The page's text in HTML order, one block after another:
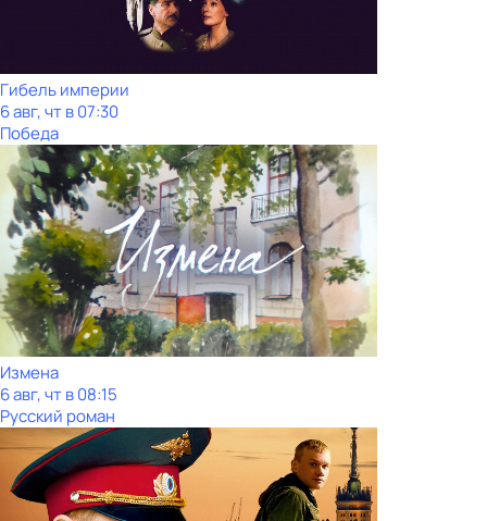
Гибель империи
6 авг, чт в 07:30
Победа
Измена
6 авг, чт в 08:15
Русский роман